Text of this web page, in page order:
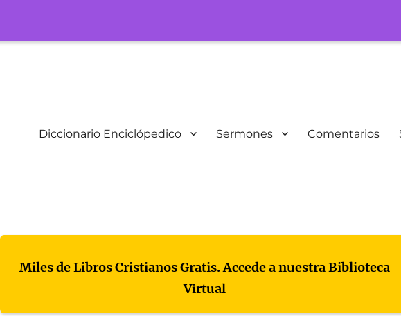
Diccionario Enciclópedico Sermones Comentarios
Miles de Libros Cristianos Gratis. Accede a nuestra Biblioteca
Virtual